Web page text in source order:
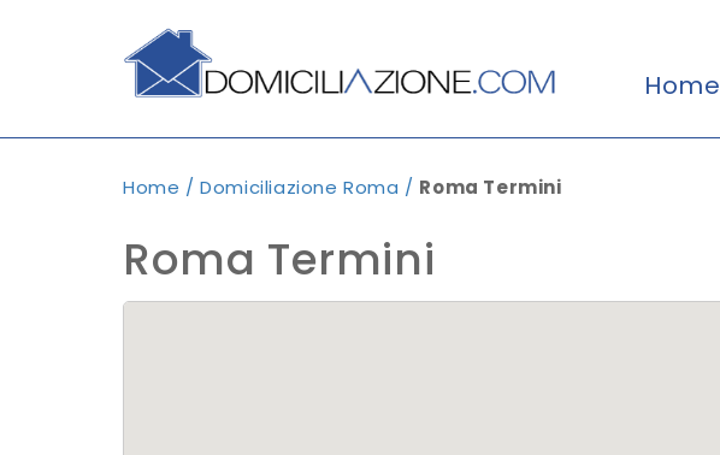
Home
Home /Domiciliazione Roma / Roma Termini
Roma Termini